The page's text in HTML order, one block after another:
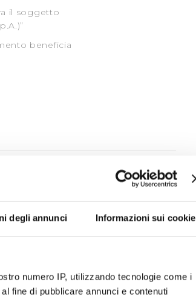
degli annunci Informazioni sui cookie
numero IP, utilizzando tecnologie come i
fine di pubblicare annunci e contenuti
il soggetto
beneficia
- 2°
-
nel
delle perdite
CUP